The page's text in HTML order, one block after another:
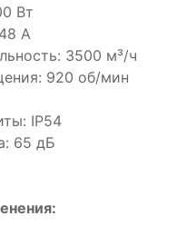
Вт
А
3500 м³/ч
920 об/мин
IP54
65 дБ